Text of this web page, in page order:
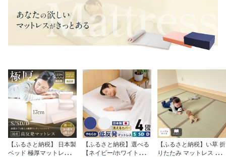
予定】
【ふるさと納税】 日本製
ベッド 極厚マットレス
【ふるさと納税】選べる
【ネイビー/ホワイト】
【ふるさと納税】い草 折
りたたみ マットレス シ